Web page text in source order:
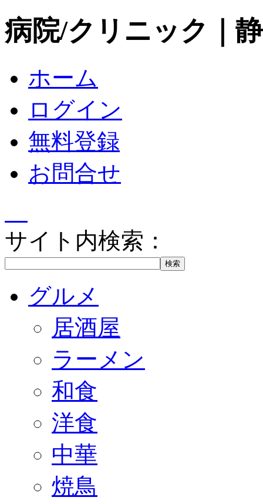
病院/クリニック｜
ホーム
ログイン
無料登録
お問合せ
サイト内検索：
グルメ
居酒屋
ラーメン
和食
洋食
中華
焼鳥